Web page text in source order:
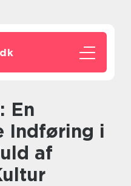
dk
Indføring i
af